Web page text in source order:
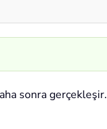
sonra gerçekleşir.